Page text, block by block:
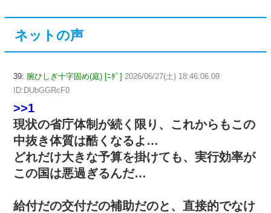
ネットの声
39: 腕ひしぎ十字固め(庭) [ﾆﾀﾞ] 2026/06/27(土) 18:46:06.09
ID:DUbGGRcF0
>>1
現状の省庁体制が続く限り、これからもこの
中抜き体質は酷くなるよ…
どれだけ大きな予算を掛けても、実行効率が
この国は悪過ぎるんだ…
給付だの交付だの補助だのと、直接的でなけ